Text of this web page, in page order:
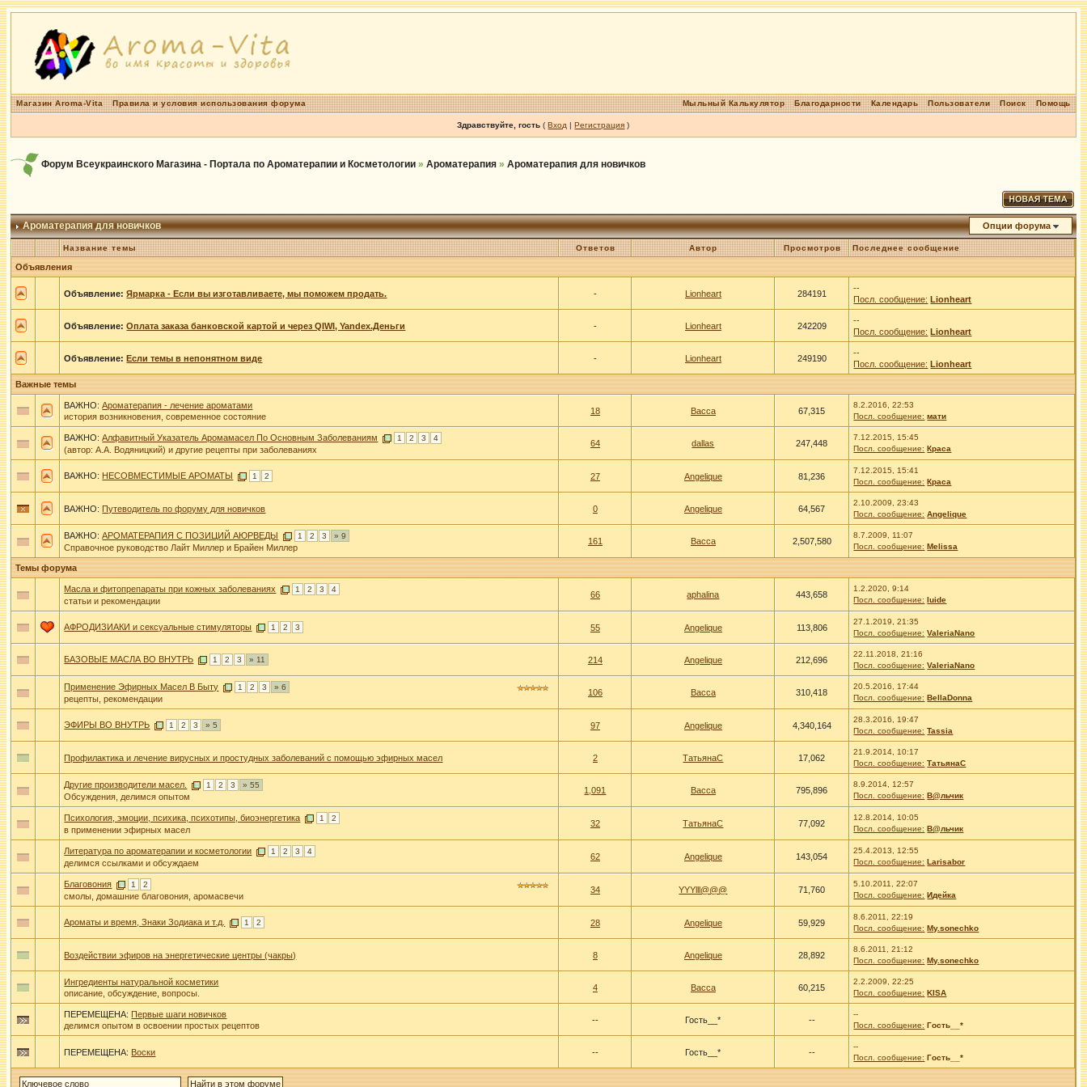
Магазин Aroma-Vita Правила и условия использования форума Помощь
Поиск
Пользователи
Календарь
Благодарности
Мыльный Калькулятор
Здравствуйте, гость (Вход |Регистрация )
Форум Всеукраинского Магазина - Портала по Ароматерапии и Косметологии »Ароматерапия »Ароматерапия для новичков
Ароматерапия для новичков Опции форума
Название темы Ответов Автор Просмотров Последнее сообщение
Объявления
Объявление:Ярмарка - Если вы изготавливаете, мы поможем продать. - Lionheart 284191
--
Посл. сообщение: Lionheart
Объявление:Оплата заказа банковской картой и через QIWI, Yandex.Деньги - Lionheart 242209
--
Посл. сообщение: Lionheart
Объявление:Если темы в непонятном виде - Lionheart 249190
--
Посл. сообщение: Lionheart
Важные темы
ВАЖНО:Ароматерапия - лечение ароматами
история возникновения, современное состояние
18 Васса 67,315
8.2.2016, 22:53
Посл. сообщение: мати
ВАЖНО:Алфавитный Указатель Аромамасел По Основным Заболеваниям 1 2 3 4
(автор: А.А. Водяницкий) и другие рецепты при заболеваниях
64 dallas 247,448
7.12.2015, 15:45
Посл. сообщение: Краса
ВАЖНО: НЕСОВМЕСТИМЫЕ АРОМАТЫ 1 2 27 Angelique 81,236
7.12.2015, 15:41
Посл. сообщение: Краса
ВАЖНО: Путеводитель по форуму для новичков 0 Angelique 64,567
2.10.2009, 23:43
Посл. сообщение: Angelique
ВАЖНО:АРОМАТЕРАПИЯ С ПОЗИЦИЙ АЮРВЕДЫ 1 2 3 » 9
Справочное руководство Лайт Миллер и Брайен Миллер
161 Васса 2,507,580
8.7.2009, 11:07
Посл. сообщение: Melissa
Темы форума
Масла и фитопрепараты при кожных заболеваниях 1 2 3 4
статьи и рекомендации
66 aphalina 443,658
1.2.2020, 9:14
Посл. сообщение: luide
АФРОДИЗИАКИ и сексуальные стимуляторы 1 2 3 55 Angelique 113,806
27.1.2019, 21:35
Посл. сообщение: ValeriaNano
БАЗОВЫЕ МАСЛА ВО ВНУТРЬ 1 2 3 » 11 214 Angelique 212,696
22.11.2018, 21:16
Посл. сообщение: ValeriaNano
Применение Эфирных Масел В Быту 1 2 3 » 6
рецепты, рекомендации
106 Васса 310,418
20.5.2016, 17:44
Посл. сообщение: BellaDonna
ЭФИРЫ ВО ВНУТРЬ 1 2 3 » 5 97 Angelique 4,340,164
28.3.2016, 19:47
Посл. сообщение: Tassia
Профилактика и лечение вирусных и простудных заболеваний с помощью эфирных масел 2 ТатьянаС 17,062
21.9.2014, 10:17
Посл. сообщение: ТатьянаС
Другие производители масел. 1 2 3 » 55
Обсуждения, делимся опытом
1,091 Васса 795,896
8.9.2014, 12:57
Посл. сообщение: В@льчик
Психология, эмоции, психика, психотипы, биоэнергетика 1 2
в применении эфирных масел
32 ТатьянаС 77,092
12.8.2014, 10:05
Посл. сообщение: В@льчик
Литература по ароматерапии и косметологии 1 2 3 4
делимся ссылками и обсуждаем
62 Angelique 143,054
25.4.2013, 12:55
Посл. сообщение: Larisabor
Благовония 1 2
смолы, домашние благовония, аромасвечи
34 YYYlll@@@ 71,760
5.10.2011, 22:07
Посл. сообщение: Идейка
Ароматы и время, Знаки Зодиака и т.д. 1 2 28 Angelique 59,929
8.6.2011, 22:19
Посл. сообщение: My.sonechko
Воздействии эфиров на энергетические центры (чакры) 8 Angelique 28,892
8.6.2011, 21:12
Посл. сообщение: My.sonechko
Ингредиенты натуральной косметики
описание, обсуждение, вопросы.
4 Васса 60,215
2.2.2009, 22:25
Посл. сообщение: KISA
ПЕРЕМЕЩЕНА: Первые шаги новичков
делимся опытом в освоении простых рецептов
-- Гость__* --
--
Посл. сообщение: Гость__*
ПЕРЕМЕЩЕНА: Воски -- Гость__* --
--
Посл. сообщение: Гость__*